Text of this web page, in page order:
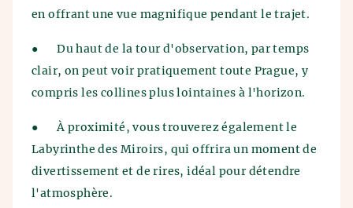
en offrant une vue magnifique pendant le trajet.
●
Du haut de la tour d'observation, par temps
clair, on peut voir pratiquement toute Prague, y
compris les collines plus lointaines à l'horizon.
●
À proximité, vous trouverez également le
Labyrinthe des Miroirs, qui offrira un moment de
divertissement et de rires, idéal pour détendre
l'atmosphère.